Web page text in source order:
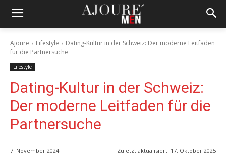
Ajoure Lifestyle
Dating-Kultur in der Schweiz: Der moderne Leitfaden
für die Partnersuche
Lifestyle
Dating-Kultur in der Schweiz:
Der moderne Leitfaden für die
Partnersuche
7. November 2024 Zuletzt aktualisiert: 17. Oktober 2025